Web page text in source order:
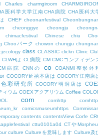
Charles charmgiroom
医科学大学江南CHA病院 CHA医科大
CHEF cheonanfestival
cheonggye cheongju
chimacfestival Chinese chiu
Chooパーク chowon chungju
class CLASSIC clickn Clinic
CLWHは CL病院 CM CMCコンフィデン
病院 CNNの co COANMI整形外
COCORY延禧本店は COCORY江南店
色彩研究所 COCORY明洞店は
ィウム COEXアクアリウム Coffee
com comhttp
comicsmuseumhttps
contents contentsView Corfe
cttu0101a04 CTや
culture Cultureを意味します Culture及